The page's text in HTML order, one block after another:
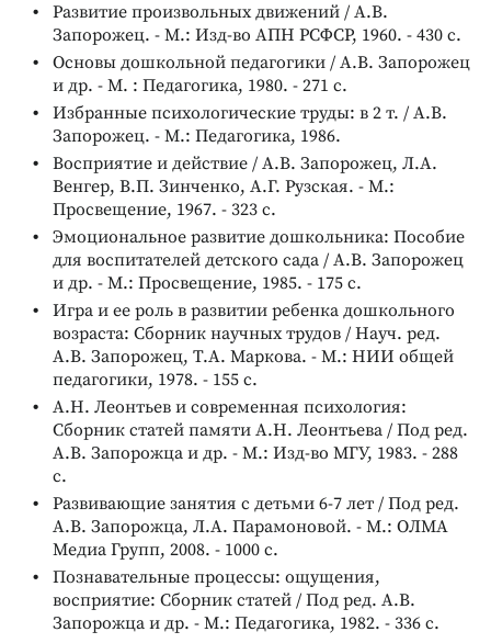
Развитие произвольных движений / А.В.
Запорожец. - М.: Изд-во АПН РСФСР, 1960. - 430 с.
Основы дошкольной педагогики / А.В. Запорожец
и др. - М. : Педагогика, 1980. - 271 с.
Избранные психологические труды: в 2 т. / А.В.
Запорожец. - М.: Педагогика, 1986.
Восприятие и действие / А.В. Запорожец, Л.А.
Венгер, В.П. Зинченко, А.Г. Рузская. - М.:
Просвещение, 1967. - 323 с.
Эмоциональное развитие дошкольника: Пособие
для воспитателей детского сада / А.В. Запорожец
и др. - М.: Просвещение, 1985. - 175 с.
Игра и ее роль в развитии ребенка дошкольного
возраста: Сборник научных трудов / Науч. ред.
А.В. Запорожец, Т.А. Маркова. - М.: НИИ общей
педагогики, 1978. - 155 с.
А.Н. Леонтьев и современная психология:
Сборник статей памяти А.Н. Леонтьева / Под ред.
А.В. Запорожца и др. - М.: Изд-во МГУ, 1983. - 288
с.
Развивающие занятия с детьми 6-7 лет / Под ред.
А.В. Запорожца, Л.А. Парамоновой. - М.: ОЛМА
Медиа Групп, 2008. - 1000 с.
Познавательные процессы: ощущения,
восприятие: Сборник статей / Под ред. А.В.
Запорожца и др. - М.: Педагогика, 1982. - 336 с.